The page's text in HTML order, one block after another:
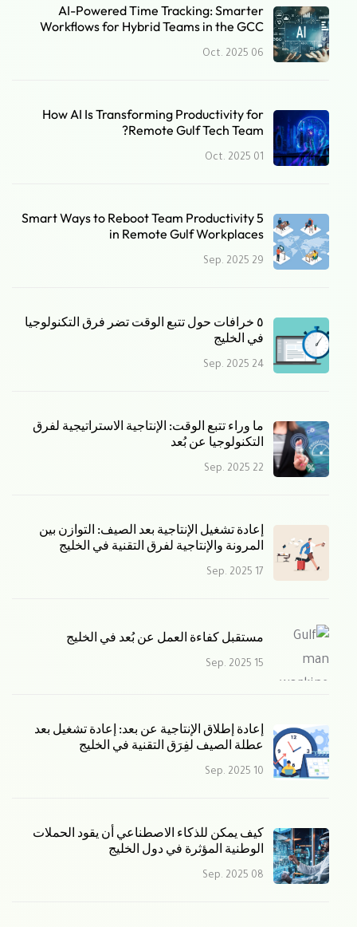
AI-Powered Time Tracking: Smarter
Workflows for Hybrid Teams in the GCC
06 Oct. 2025
How AI Is Transforming Productivity for
Remote Gulf Tech Team?
01 Oct. 2025
5 Smart Ways to Reboot Team Productivity
in Remote Gulf Workplaces
29 Sep. 2025
٥ خرافات حول تتبع الوقت تضر فرق التكنولوجيا
في الخليج
24 Sep. 2025
ما وراء تتبع الوقت: الإنتاجية الاستراتيجية لفرق
التكنولوجيا عن بُعد
22 Sep. 2025
إعادة تشغيل الإنتاجية بعد الصيف: التوازن بين
المرونة والإنتاجية لفرق التقنية في الخليج
17 Sep. 2025
مستقبل كفاءة العمل عن بُعد في الخليج
15 Sep. 2025
إعادة إطلاق الإنتاجية عن بعد: إعادة تشغيل بعد
عطلة الصيف لفِرَق التقنية في الخليج
10 Sep. 2025
كيف يمكن للذكاء الاصطناعي أن يقود الحملات
الوطنية المؤثرة في دول الخليج
08 Sep. 2025